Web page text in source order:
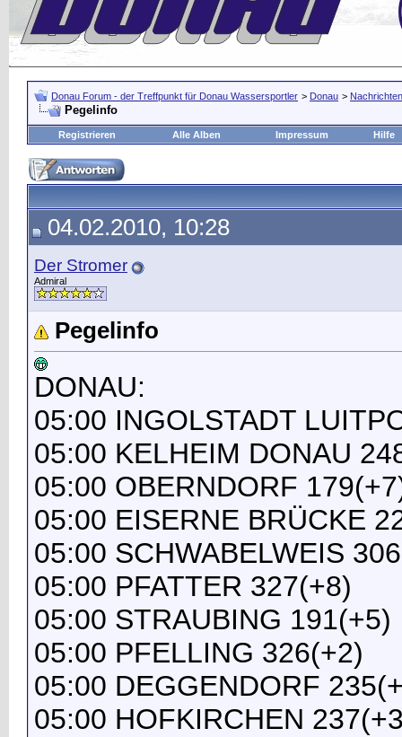
Donau Forum - der Treffpunkt für Donau Wassersportler > Donau >
Pegelinfo
Registrieren Alle Alben Impressum Hilfe
04.02.2010, 10:28
Der Stromer
Admiral
Pegelinfo
DONAU:
05:00 INGOLSTADT
05:00 KELHEIM DONAU
05:00 OBERNDORF
05:00 EISERNE BRÜCKE
05:00 SCHWABELWEIS
05:00 PFATTER 327(+8)
05:00 STRAUBING 191(+5)
05:00 PFELLING 326(+2)
05:00 DEGGENDORF
05:00 HOFKIRCHEN